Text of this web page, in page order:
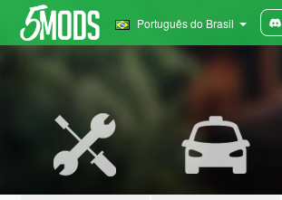
Português do Brasil